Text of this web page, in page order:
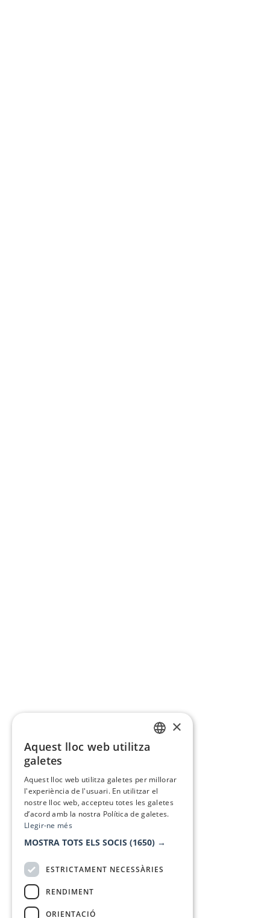
×
Aquest lloc web utilitza
galetes
Aquest lloc web utilitza galetes per millorar
l'experiència de l'usuari. En utilitzar el
nostre lloc web, accepteu totes les galetes
d’acord amb la nostra Política de galetes.
Llegir-ne més
MOSTRA TOTS ELS SOCIS (1650) →
ESTRICTAMENT NECESSÀRIES
RENDIMENT
ORIENTACIÓ